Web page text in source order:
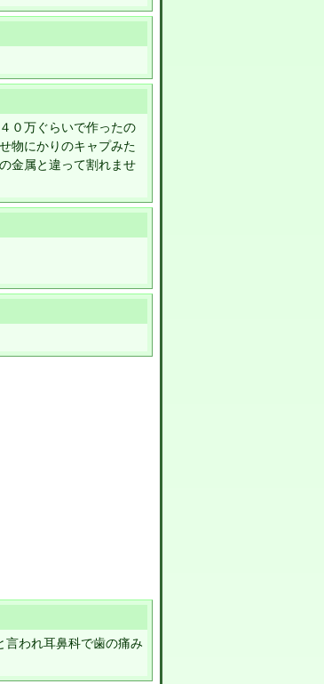
０万ぐらいで作ったの
物にかりのキャプみた
金属と違って割れませ
言われ耳鼻科で歯の痛み